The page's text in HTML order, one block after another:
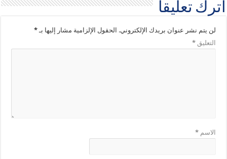
اترك تعليقاً
لن يتم نشر عنوان بريدك الإلكتروني. الحقول الإلزامية مشار إليها بـ*
التعليق*
الاسم*